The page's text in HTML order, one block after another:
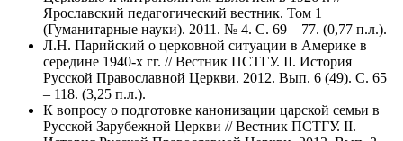
Ярославский педагогический вестник. Том 1
(Гуманитарные науки). 2011. № 4. С. 69 – 77. (0,77 п.л.).
Л.Н. Парийский о церковной ситуации в Америке в
середине 1940-х гг. // Вестник ПСТГУ. II. История
Русской Православной Церкви. 2012. Вып. 6 (49). С. 65
– 118. (3,25 п.л.).
К вопросу о подготовке канонизации царской семьи в
Русской Зарубежной Церкви // Вестник ПСТГУ. II.